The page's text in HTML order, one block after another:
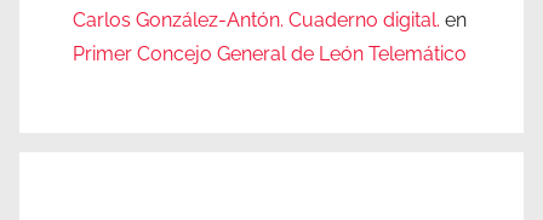
Carlos González-Antón. Cuaderno digital. en
Primer Concejo General de León Telemático